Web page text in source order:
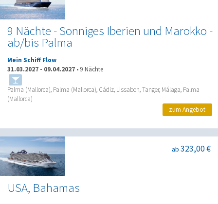
9 Nächte - Sonniges Iberien und Marokko -
ab/bis Palma
Mein Schiff Flow
31.03.2027 - 09.04.2027 • 9 Nächte
Palma (Mallorca), Palma (Mallorca), Cádiz, Lissabon, Tanger, Málaga, Palma
(Mallorca)
zum Angebot
USA, Bahamas
ab 323,00 €